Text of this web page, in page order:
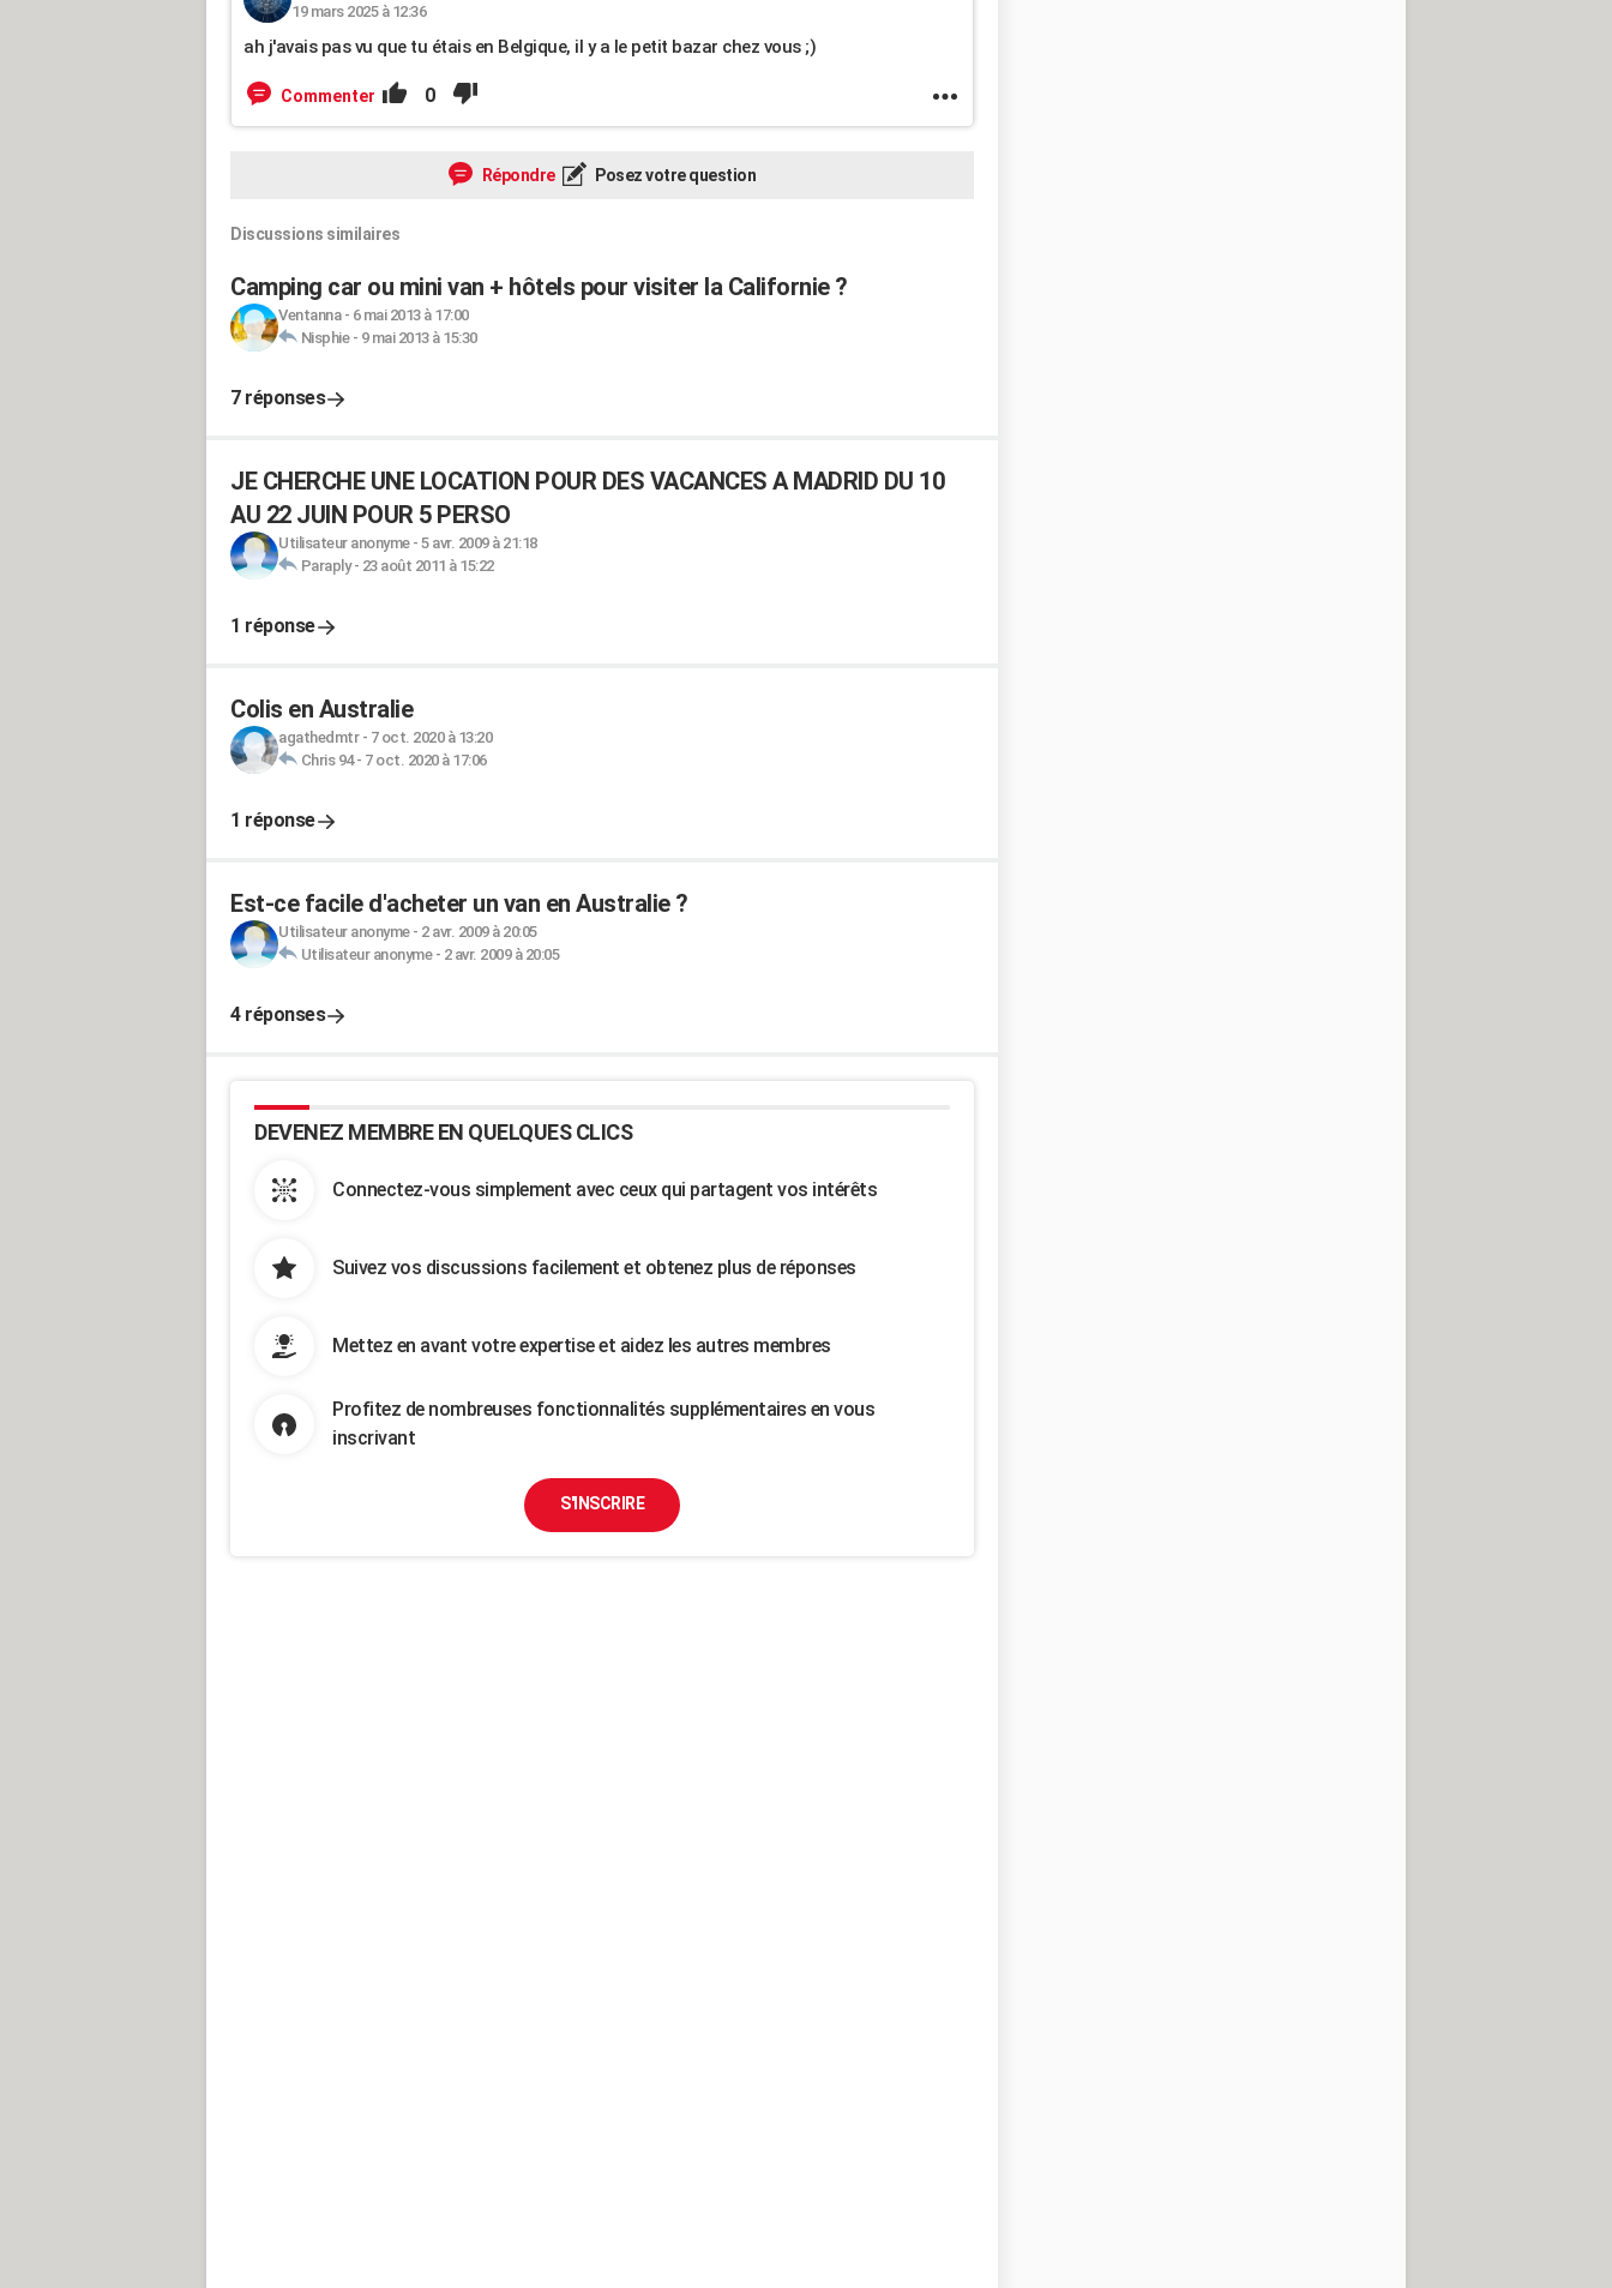
19 mars 2025 à 12:36
ah j'avais pas vu que tu étais en Belgique, il y a le petit bazar chez vous ;)
Commenter 0
Répondre Posez votre question
Discussions similaires
Camping car ou mini van + hôtels pour visiter la Californie ?
Ventanna- 6 mai 2013 à 17:00
Nisphie- 9 mai 2013 à 15:30
7 réponses
JE CHERCHE UNE LOCATION POUR DES VACANCES A MADRID DU 10
AU 22 JUIN POUR 5 PERSO
Utilisateur anonyme- 5 avr. 2009 à 21:18
Paraply- 23 août 2011 à 15:22
1 réponse
Colis en Australie
agathedmtr- 7 oct. 2020 à 13:20
Chris 94- 7 oct. 2020 à 17:06
1 réponse
Est-ce facile d'acheter un van en Australie ?
Utilisateur anonyme- 2 avr. 2009 à 20:05
Utilisateur anonyme- 2 avr. 2009 à 20:05
4 réponses
DEVENEZ MEMBRE EN QUELQUES CLICS
Connectez-vous simplement avec ceux qui partagent vos intérêts
Suivez vos discussions facilement et obtenez plus de réponses
Mettez en avant votre expertise et aidez les autres membres
Profitez de nombreuses fonctionnalités supplémentaires en vous
inscrivant
S'INSCRIRE